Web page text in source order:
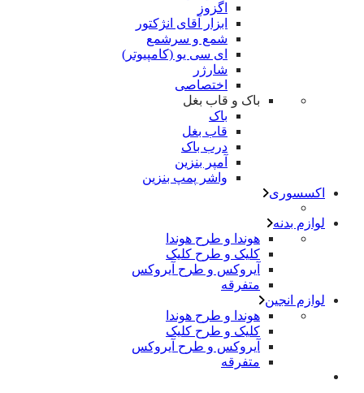
اگزوز
ابزار آقای انژکتور
شمع و سرشمع
ای سی یو (کامپیوتر)
شارژر
اختصاصی
باک و قاب بغل
باک
قاب بغل
درب باک
آمپر بنزین
واشر پمپ بنزین
اکسسوری
لوازم بدنه
هوندا و طرح هوندا
کلیک و طرح کلیک
آیروکس و طرح آیروکس
متفرقه
لوازم انجین
هوندا و طرح هوندا
کلیک و طرح کلیک
آیروکس و طرح آیروکس
متفرقه